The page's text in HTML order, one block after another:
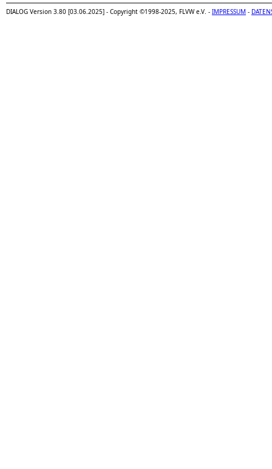
DIALOG Version 3.80 [03.06.2025] - Copyright ©1998-2025, FLVW e.V. - IMPRESSUM -